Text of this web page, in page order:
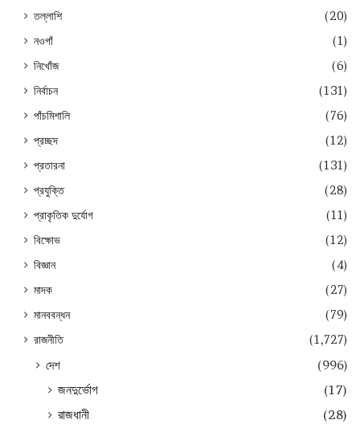
তল্লাশি
(20)
নওগাঁ
(1)
নিখোঁজ
(6)
নির্বাচন
(131)
পাঁচমিশালি
(76)
প্রচ্ছদ
(12)
প্রতারনা
(131)
প্রযুক্তি
(28)
প্রাকৃতিক দুর্যোগ
(11)
বিক্ষোভ
(12)
বিজ্ঞান
(4)
মাদক
(27)
মানববন্ধন
(79)
রাজনীতি
(1,727)
দেশ
(996)
জনদুর্ভোগ
(17)
রাজধানী
(28)